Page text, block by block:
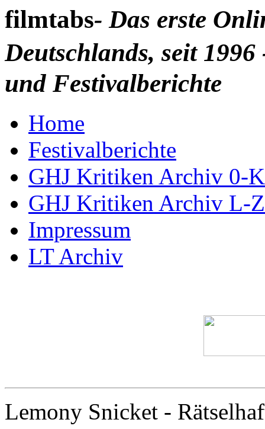
filmtabs- Das erste
Deutschlands, seit
und Festivalberichte
Home
Festivalberichte
GHJ Kritiken Archiv 0-K
GHJ Kritiken Archiv L-Z
Impressum
LT Archiv
Lemony Snicket -